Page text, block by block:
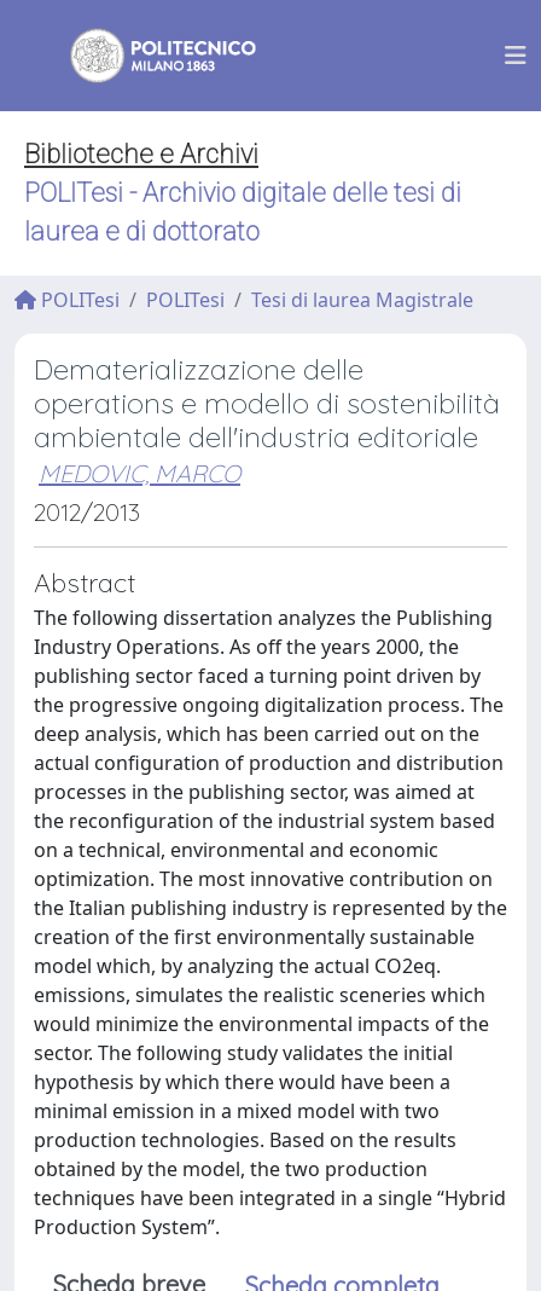
Biblioteche e Archivi
POLITesi - Archivio digitale delle tesi di
laurea e di dottorato
POLITesi POLITesi Tesi di laurea Magistrale
Dematerializzazione delle
operations e modello di sostenibilità
ambientale dell'industria editoriale
MEDOVIC, MARCO
2012/2013
Abstract
The following dissertation analyzes the Publishing
Industry Operations. As off the years 2000, the
publishing sector faced a turning point driven by
the progressive ongoing digitalization process. The
deep analysis, which has been carried out on the
actual configuration of production and distribution
processes in the publishing sector, was aimed at
the reconfiguration of the industrial system based
on a technical, environmental and economic
optimization. The most innovative contribution on
the Italian publishing industry is represented by the
creation of the first environmentally sustainable
model which, by analyzing the actual CO2eq.
emissions, simulates the realistic sceneries which
would minimize the environmental impacts of the
sector. The following study validates the initial
hypothesis by which there would have been a
minimal emission in a mixed model with two
production technologies. Based on the results
obtained by the model, the two production
techniques have been integrated in a single “Hybrid
Production System”.
Scheda breve